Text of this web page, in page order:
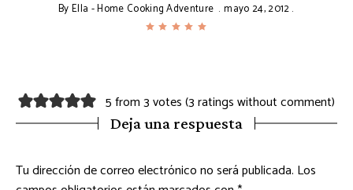
ByElla - Home Cooking Adventure mayo 24, 2012
5 from 3 votes (3 ratings without comment)
Deja una respuesta
Tu dirección de correo electrónico no será publicada. Los